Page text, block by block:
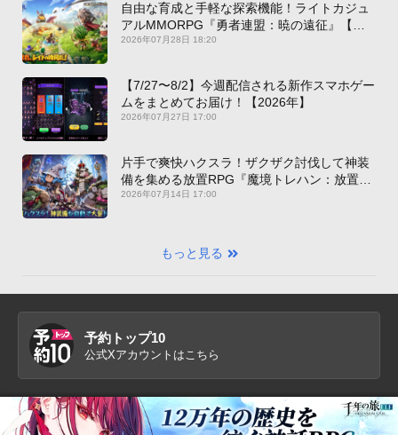
自由な育成と手軽な探索機能！ライトカジュ
アルMMORPG『勇者連盟：暁の遠征』【最
新作PICKUP】
2026年07月28日 18:20
【7/27〜8/2】今週配信される新作スマホゲー
ムをまとめてお届け！【2026年】
2026年07月27日 17:00
片手で爽快ハクスラ！ザクザク討伐して神装
備を集める放置RPG『魔境トレハン：放置で
神装備』【最新作PICKUP】
2026年07月14日 17:00
もっと見る
予約トップ10
公式Xアカウントはこちら